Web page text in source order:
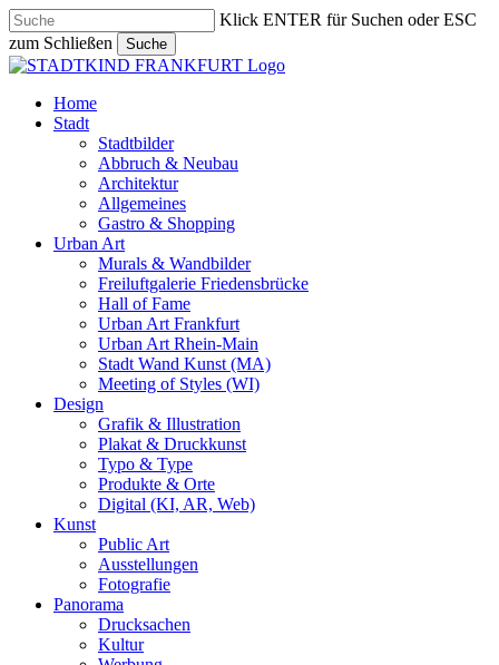
Skip
to
main
content
Klick ENTER für Suchen oder ESC
zum Schließen
Suche
Close
search
Menu
Home
Stadt
Stadtbilder
Abbruch & Neubau
Architektur
Allgemeines
Gastro & Shopping
Urban Art
Murals & Wandbilder
Freiluftgalerie Friedensbrücke
Hall of Fame
Urban Art Frankfurt
Urban Art Rhein-Main
Stadt Wand Kunst (MA)
Meeting of Styles (WI)
Design
Grafik & Illustration
Plakat & Druckkunst
Typo & Type
Produkte & Orte
Digital (KI, AR, Web)
Kunst
Public Art
Ausstellungen
Fotografie
Panorama
Drucksachen
Kultur